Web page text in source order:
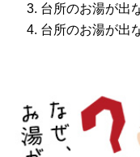
台所のお湯が出
台所のお湯が出